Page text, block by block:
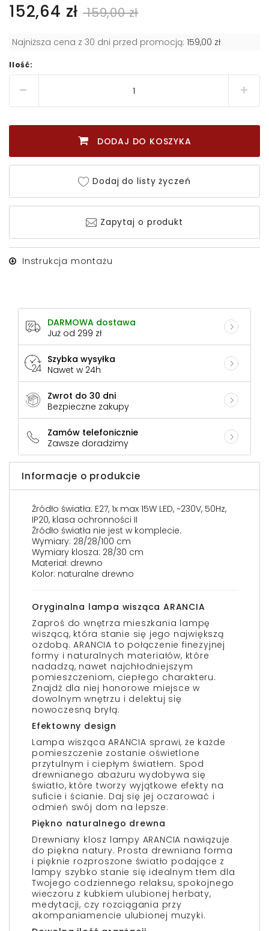
152,64 zł 159,00 zł
Najniższa cena z 30 dni przed promocją: 159,00 zł
Ilość:
DODAJ DO KOSZYKA
Dodaj do listy życzeń
Zapytaj o produkt
Instrukcja montażu
DARMOWA dostawa
Już od 299 zł
Szybka wysyłka
Nawet w 24h
Zwrot do 30 dni
Bezpieczne zakupy
Zamów telefonicznie
Zawsze doradzimy
Informacje o produkcie
Źródło światła: E27, 1x max 15W LED, ~230V, 50Hz,
IP20, klasa ochronności II
Źródło światła nie jest w komplecie.
Wymiary: 28/28/100 cm
Wymiary klosza: 28/30 cm
Materiał: drewno
Kolor: naturalne drewno
Oryginalna lampa wisząca ARANCIA
Zaproś do wnętrza mieszkania lampę
wiszącą, która stanie się jego największą
ozdobą. ARANCIA to połączenie finezyjnej
formy i naturalnych materiałów, które
nadadzą, nawet najchłodniejszym
pomieszczeniom, ciepłego charakteru.
Znajdź dla niej honorowe miejsce w
dowolnym wnętrzu i delektuj się
nowoczesną bryłą.
Efektowny design
Lampa wisząca ARANCIA sprawi, że każde
pomieszczenie zostanie oświetlone
przytulnym i ciepłym światłem. Spod
drewnianego abażuru wydobywa się
światło, które tworzy wyjątkowe efekty na
suficie i ścianie. Daj się jej oczarować i
odmień swój dom na lepsze.
Piękno naturalnego drewna
Drewniany klosz lampy ARANCIA nawiązuje
do piękna natury. Prosta drewniana forma
i pięknie rozproszone światło podające z
lampy szybko stanie się idealnym tłem dla
Twojego codziennego relaksu, spokojnego
wieczoru z kubkiem ulubionej herbaty,
medytacji, czy rozciągania przy
akompaniamencie ulubionej muzyki.